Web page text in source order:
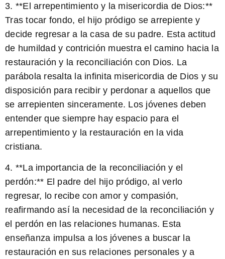
3. **El arrepentimiento y la misericordia de Dios:**
Tras tocar fondo, el hijo pródigo se arrepiente y
decide regresar a la casa de su padre. Esta actitud
de humildad y contrición muestra el camino hacia la
restauración y la reconciliación con Dios. La
parábola resalta la infinita misericordia de Dios y su
disposición para recibir y perdonar a aquellos que
se arrepienten sinceramente. Los jóvenes deben
entender que siempre hay espacio para el
arrepentimiento y la restauración en la vida
cristiana.
4. **La importancia de la reconciliación y el
perdón:** El padre del hijo pródigo, al verlo
regresar, lo recibe con amor y compasión,
reafirmando así la necesidad de la reconciliación y
el perdón en las relaciones humanas. Esta
enseñanza impulsa a los jóvenes a buscar la
restauración en sus relaciones personales y a